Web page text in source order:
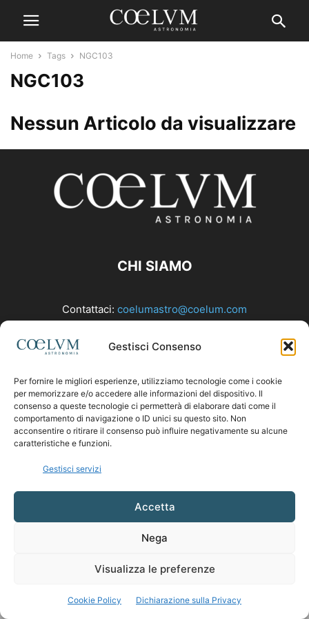
Gestisci Consenso
Per fornire le migliori esperienze, utilizziamo tecnologie come i cookie
per memorizzare e/o accedere alle informazioni del dispositivo. Il
consenso a queste tecnologie ci permetterà di elaborare dati come il
comportamento di navigazione o ID unici su questo sito. Non
acconsentire o ritirare il consenso può influire negativamente su alcune
caratteristiche e funzioni.
Gestisci servizi
Accetta
Nega
Visualizza le preferenze
Cookie Policy Dichiarazione sulla Privacy
Home Tags NGC103
NGC103
Nessun Articolo da visualizzare
CHI SIAMO
Contattaci: coelumastro@coelum.com
SEGUICI